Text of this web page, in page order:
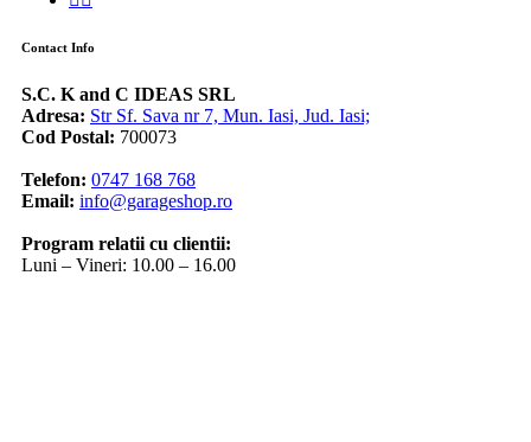
Contact Info
S.C. K and C IDEAS SRL
Adresa: Str Sf. Sava nr 7, Mun. Iasi, Jud. Iasi;
Cod Postal: 700073
Telefon: 0747 168 768
Email: info@garageshop.ro
Program relatii cu clientii:
Luni – Vineri: 10.00 – 16.00